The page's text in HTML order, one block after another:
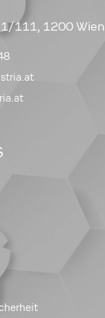
111, 1200 Wien